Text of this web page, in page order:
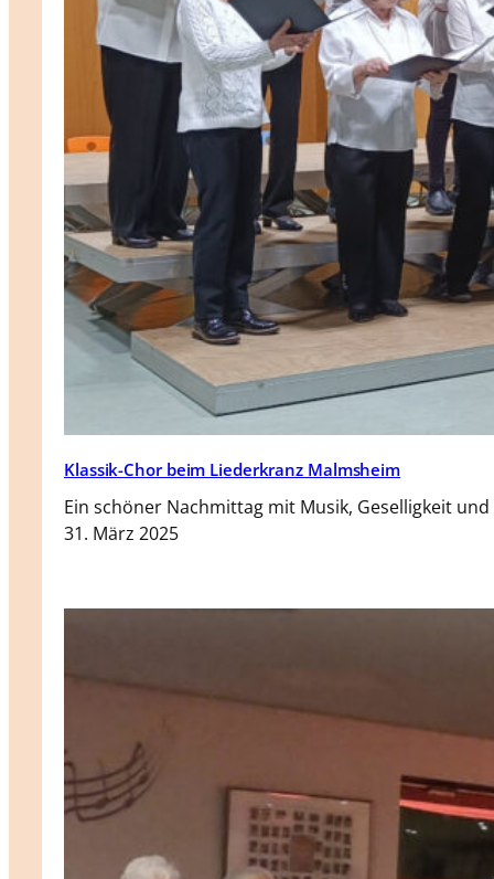
Klassik-Chor beim Liederkranz Malmsheim
Ein schöner Nachmittag mit Musik, Geselligkeit
31. März 2025